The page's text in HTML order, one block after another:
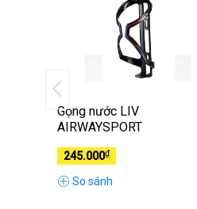
Gọng nước LIV
AIRWAYSPORT
245.000₫
So sánh